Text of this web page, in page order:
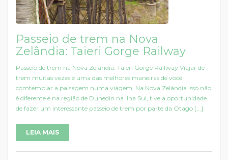
Passeio de trem na Nova
Zelândia: Taieri Gorge Railway
Passeio de trem na Nova Zelândia: Taieri Gorge Railway Viajar de
trem muitas vezes é uma das melhores maneiras de você
comtemplar a paisagem numa viagem. Na Nova Zelândia isso não
é diferente e na região de Dunedin na Ilha Sul, tive a oportunidade
de fazer um interessante passeio de trem por parte da Otago [...]
LEIA MAIS